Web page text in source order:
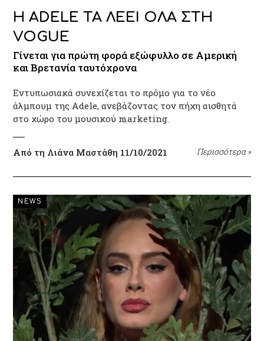
Η ADELE ΤΑ ΛΕΕΙ ΟΛΑ ΣΤΗ
VOGUE
Γίνεται για πρώτη φορά εξώφυλλο σε Αμερική
και Βρετανία ταυτόχρονα
Εντυπωσιακά συνεχίζεται το πρόμο για το νέο
άλμπουμ της Adele, ανεβάζοντας τον πήχη αισθητά
στο χώρο του μουσικού marketing.
Από τη Λιάνα Μαστάθη 11/10/2021 Περισσότερα »
NEWS